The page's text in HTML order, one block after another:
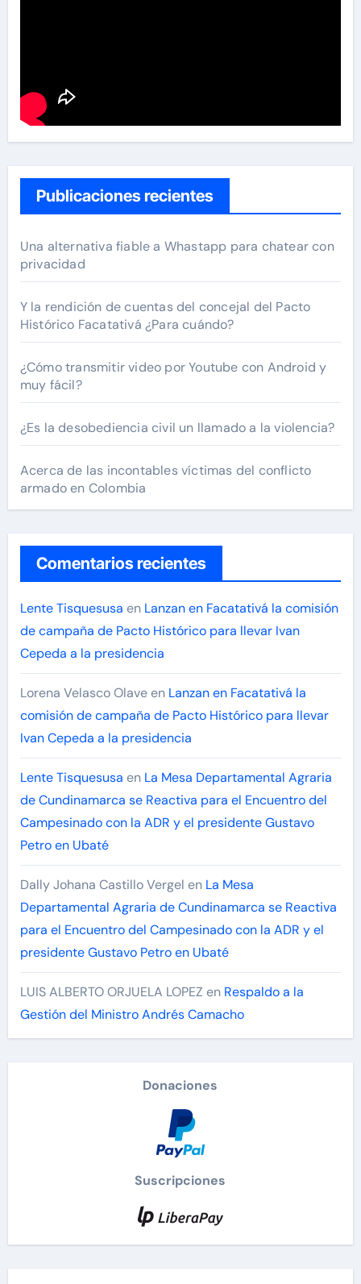
Publicaciones recientes
Una alternativa fiable a Whastapp para chatear con
privacidad
Y la rendición de cuentas del concejal del Pacto
Histórico Facatativá ¿Para cuándo?
¿Cómo transmitir video por Youtube con Android y
muy fácil?
¿Es la desobediencia civil un llamado a la violencia?
Acerca de las incontables víctimas del conflicto
armado en Colombia
Comentarios recientes
Lente Tisquesusa en Lanzan en Facatativá la comisión
de campaña de Pacto Histórico para llevar Ivan
Cepeda a la presidencia
Lorena Velasco Olaveen Lanzan en Facatativá la
comisión de campaña de Pacto Histórico para llevar
Ivan Cepeda a la presidencia
Lente Tisquesusa en La Mesa Departamental Agraria
de Cundinamarca se Reactiva para el Encuentro del
Campesinado con la ADR y el presidente Gustavo
Petro en Ubaté
Dally Johana Castillo Vergel en La Mesa
Departamental Agraria de Cundinamarca se Reactiva
para el Encuentro del Campesinado con la ADR y el
presidente Gustavo Petro en Ubaté
LUIS ALBERTO ORJUELA LOPEZ en Respaldo a la
Gestión del Ministro Andrés Camacho
Donaciones
Suscripciones